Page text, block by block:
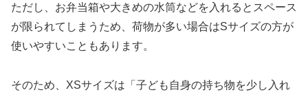
ただし、お弁当箱や大きめの水筒などを入れるとスペース
が限られてしまうため、荷物が多い場合はSサイズの方が
使いやすいこともあります。
そのため、XSサイズは「子ども自身の持ち物を少し入れ